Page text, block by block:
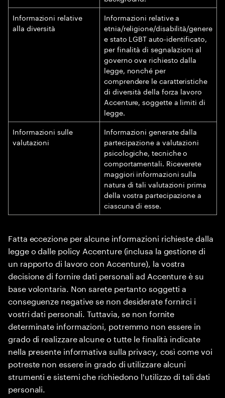
Informazioni relative
alla diversità
Informazioni relative a
etnia/religione/disabilità/genere
e stato LGBT auto-identificato,
per finalità di segnalazioni al
governo ove richiesto dalla
legge, nonché per
comprendere le caratteristiche
di diversità della forza lavoro
Accenture, soggette a limiti di
legge.
Informazioni sulle
valutazioni
Informazioni generate dalla
partecipazione a valutazioni
psicologiche, tecniche o
comportamentali. Riceverete
maggiori informazioni sulla
natura di tali valutazioni prima
della vostra partecipazione a
ciascuna di esse.
Fatta eccezione per alcune informazioni richieste dalla
legge o dalle policy Accenture (inclusa la gestione di
un rapporto di lavoro con Accenture), la vostra
decisione di fornire dati personali ad Accenture è su
base volontaria. Non sarete pertanto soggetti a
conseguenze negative se non desiderate fornirci i
vostri dati personali. Tuttavia, se non fornite
determinate informazioni, potremmo non essere in
grado di realizzare alcune o tutte le finalità indicate
nella presente informativa sulla privacy, così come voi
potreste non essere in grado di utilizzare alcuni
strumenti e sistemi che richiedono l'utilizzo di tali dati
personali.